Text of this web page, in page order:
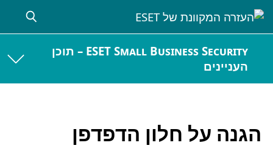
ESET Small Business Security – תוכן
העניינים
הגנה על חלון הדפדפן